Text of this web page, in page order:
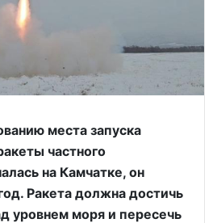
места запуска
частного
на Камчатке, он
Ракета должна достичь
уровнем моря и пересечь